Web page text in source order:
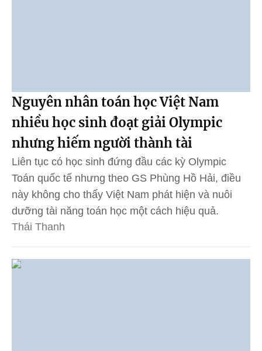
Nguyên nhân toán học Việt Nam
nhiều học sinh đoạt giải Olympic
nhưng hiếm người thành tài
Liên tục có học sinh đứng đầu các kỳ Olympic
Toán quốc tế nhưng theo GS Phùng Hồ Hải, điều
này không cho thấy Việt Nam phát hiện và nuôi
dưỡng tài năng toán học một cách hiệu quả.
Thái Thanh